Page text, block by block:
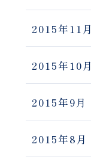
2015年11月
2015年10月
2015年9月
2015年8月